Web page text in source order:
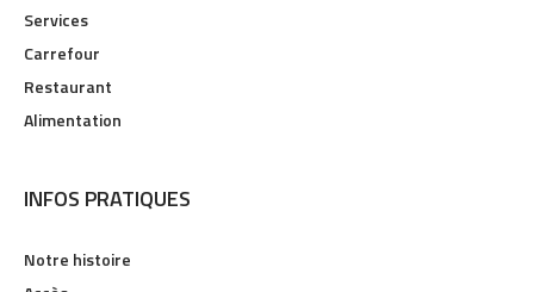
Services
Carrefour
Restaurant
Alimentation
INFOS PRATIQUES
Notre histoire